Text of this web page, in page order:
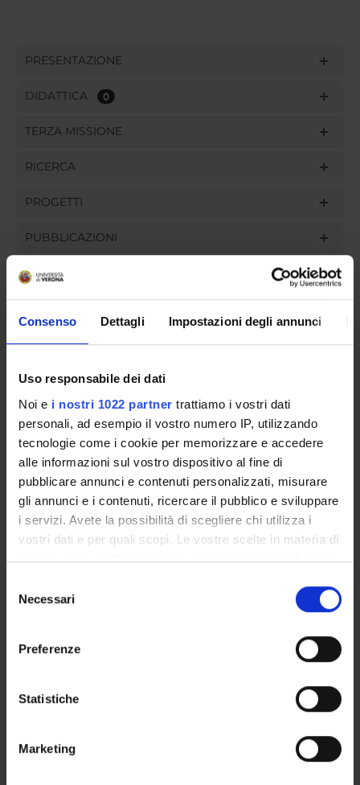
Consenso Dettagli Impostazioni degli annunci
Uso responsabile dei dati
Noi e i nostri 1022 partner trattiamo i vostri dati
personali, ad esempio il vostro numero IP, utilizzando
tecnologie come i cookie per memorizzare e accedere
alle informazioni sul vostro dispositivo al fine di
pubblicare annunci e contenuti personalizzati, misurare
gli annunci e i contenuti, ricercare il pubblico e sviluppare
i servizi. Avete la possibilità di scegliere chi utilizza i
vostri dati e per quali scopi. Le vostre scelte in materia di
privacy sono applicabili solo su questa proprietà digitale
modificare o revocare il proprio consenso in qualsiasi
momento dalla Dichiarazione sui cookie o facendo clic
raccogliere informazioni sulla tua posizione
geografica, con un'approssimazione di qualche
Identificare il tuo dispositivo, scansionandolo
delNecessari
Preferenze
Statistiche
Marketing
PRESENTAZIONE
DIDATTICA 0
TERZA MISSIONE
RICERCA
PROGETTI
PUBBLICAZIONI
INCARICHI
COMMISSIONI
UFFICI E STRUTTURE DI SERVIZIO
SERVIZI DI SEGRETERIA STUDENTI
STRUTTURE DEL DIPARTIMENTO
LABORATORI